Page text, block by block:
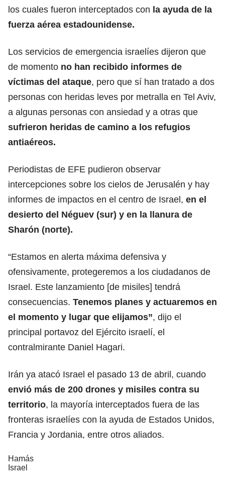
los cuales fueron interceptados con la ayuda de la
fuerza aérea estadounidense.
Los servicios de emergencia israelíes dijeron que
de momento no han recibido informes de
víctimas del ataque, pero que sí han tratado a dos
personas con heridas leves por metralla en Tel Aviv,
a algunas personas con ansiedad y a otras que
sufrieron heridas de camino a los refugios
antiaéreos.
Periodistas de EFE pudieron observar
intercepciones sobre los cielos de Jerusalén y hay
informes de impactos en el centro de Israel, en el
desierto del Néguev (sur) y en la llanura de
Sharón (norte).
“Estamos en alerta máxima defensiva y
ofensivamente, protegeremos a los ciudadanos de
Israel. Este lanzamiento [de misiles] tendrá
consecuencias. Tenemos planes y actuaremos en
el momento y lugar que elijamos”, dijo el
principal portavoz del Ejército israelí, el
contralmirante Daniel Hagari.
Irán ya atacó Israel el pasado 13 de abril, cuando
envió más de 200 drones y misiles contra su
territorio, la mayoría interceptados fuera de las
fronteras israelíes con la ayuda de Estados Unidos,
Francia y Jordania, entre otros aliados.
Hamás
Israel